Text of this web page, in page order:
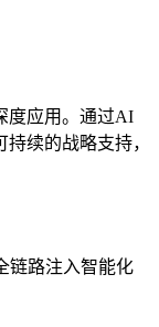
度应用。通过AI
续的战略支持，
链路注入智能化